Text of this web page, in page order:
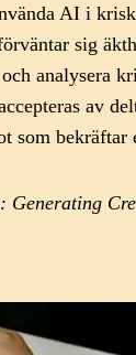
AI i
sig
analysera
av